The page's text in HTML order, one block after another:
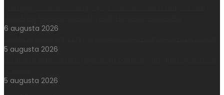
6 augusta 2026
5 augusta 2026
5 augusta 2026